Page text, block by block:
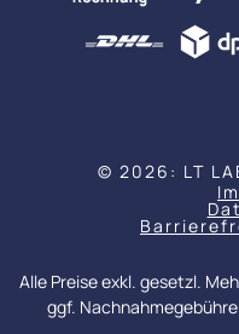
© 2026: LT
Alle Preise exkl. gesetzl.
ggf.